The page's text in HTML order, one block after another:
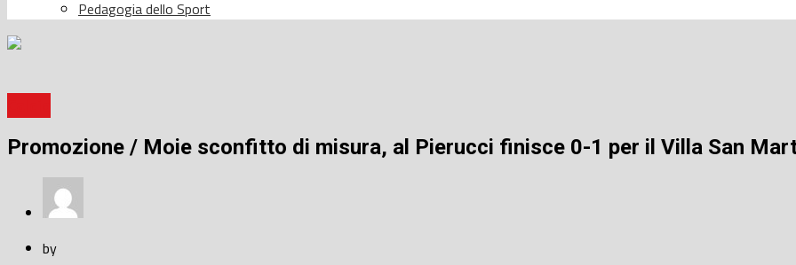
Pedagogia dello Sport
Promozione / Moie sconfitto di misura, al Pierucci finisce 0-1 per il Villa San
by